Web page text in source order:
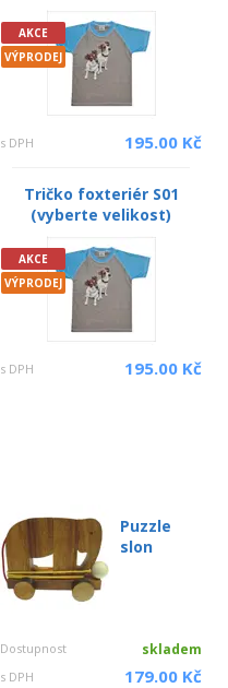
Puzzle
slon
Dostupnost skladem
s DPH 179.00 Kč
AKCE
VÝPRODEJ
s DPH 195.00 Kč
Tričko foxteriér S01
(vyberte velikost)
AKCE
VÝPRODEJ
s DPH 195.00 Kč